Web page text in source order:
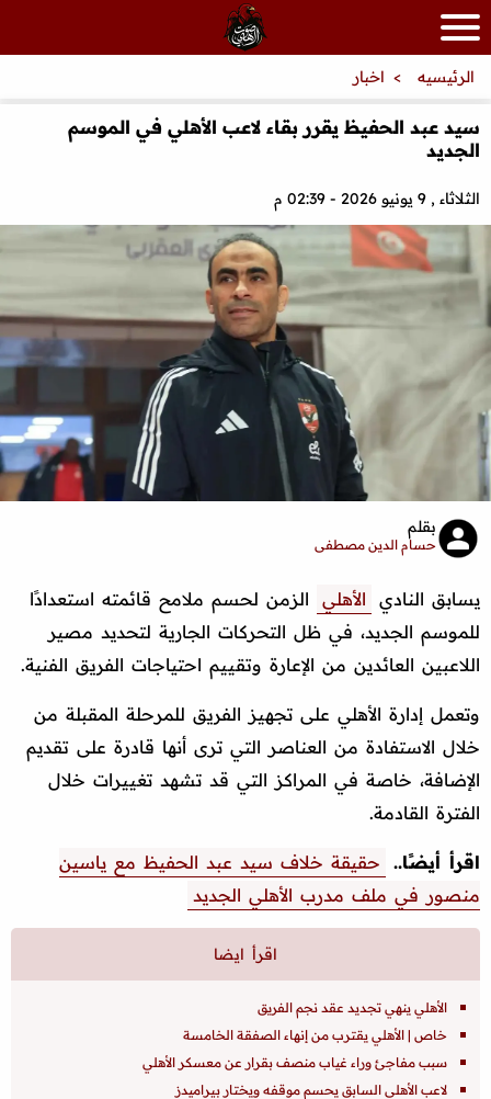
الرئيسيه اخبار
سيد عبد الحفيظ يقرر بقاء لاعب الأهلي في الموسم
الجديد
الثلاثاء , 9 يونيو 2026 - 02:39 م
بقلم
حسام الدين مصطفى
يسابق النادي الأهلي
الزمن لحسم ملامح قائمته استعدادًا
للموسم الجديد، في ظل التحركات الجارية لتحديد مصير
اللاعبين العائدين من الإعارة وتقييم احتياجات الفريق الفنية.
وتعمل إدارة الأهلي على تجهيز الفريق للمرحلة المقبلة من
خلال الاستفادة من العناصر التي ترى أنها قادرة على تقديم
الإضافة، خاصة في المراكز التي قد تشهد تغييرات خلال
الفترة القادمة.
اقرأ أيضًا..
حقيقة خلاف سيد عبد الحفيظ مع ياسين
منصور في ملف مدرب الأهلي الجديد
الأهلي ينهي تجديد عقد نجم الفريق
خاص | الأهلي يقترب من إنهاء الصفقة الخامسة
سبب مفاجئ وراء غياب منصف بقرار عن معسكر الأهلي
لاعب الأهلي السابق يحسم موقفه ويختار بيراميدز